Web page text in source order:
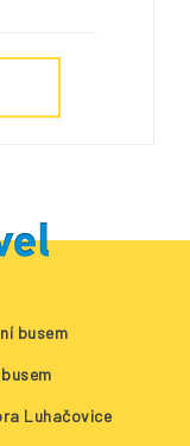
busem
Luhačovice